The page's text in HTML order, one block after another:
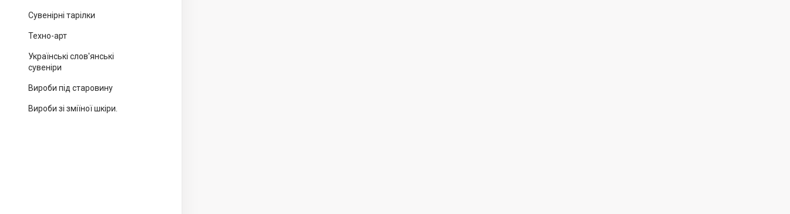
Сувенірні тарілки
Техно-арт
Українські слов'янські
сувеніри
Вироби під старовину
Вироби зі зміїної шкіри.